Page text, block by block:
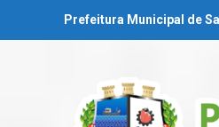
Prefeitura Municipal de